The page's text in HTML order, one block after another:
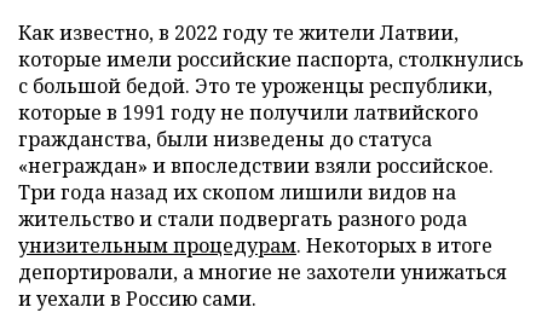
Как известно, в 2022 году те жители Латвии,
которые имели российские паспорта, столкнулись
с большой бедой. Это те уроженцы республики,
которые в 1991 году не получили латвийского
гражданства, были низведены до статуса
«неграждан» и впоследствии взяли российское.
Три года назад их скопом лишили видов на
жительство и стали подвергать разного рода
унизительным процедурам. Некоторых в итоге
депортировали, а многие не захотели унижаться
и уехали в Россию сами.